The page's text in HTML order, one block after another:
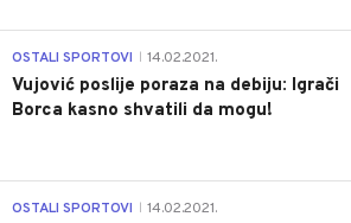
OSTALI SPORTOVI 14.02.2021.
Vujović poslije poraza na debiju: Igrači
Borca kasno shvatili da mogu!
OSTALI SPORTOVI 14.02.2021.